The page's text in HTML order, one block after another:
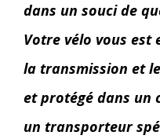
dans un souci de
Votre vélo vous est
la transmission et
et protégé dans un
un transporteur